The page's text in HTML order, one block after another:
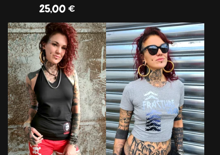
25,00€
DISPO DISPO